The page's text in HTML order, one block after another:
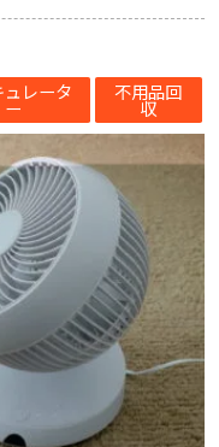
レータ
ー
不用品回
収